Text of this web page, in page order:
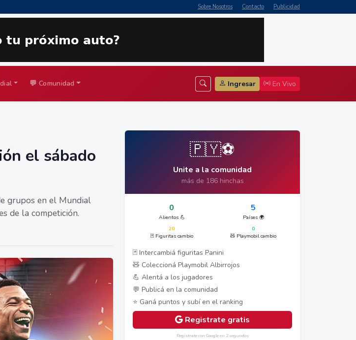
Sobre Nosotros Contacto Publicidad
💬 Comunidad Ingresar En Vivo
el sábado
grupos en el Mundial
de la competición.
🇵🇾⚽
Unite a la comunidad
más de 186 hinchas
0
Alientos 💪
5
Países 🌍
20
🃏 Figuritas cambio
0
🧸 Playmobil cambio
🃏 Intercambiá figuritas Panini
🧸 Coleccioná Playmobil Albirrojos
💪 Alentá a los jugadores
💬 Publicá en la comunidad
⭐ Ganá puntos y subí en el ranking
Registrate gratis
Registrate con Google en 2 segundos